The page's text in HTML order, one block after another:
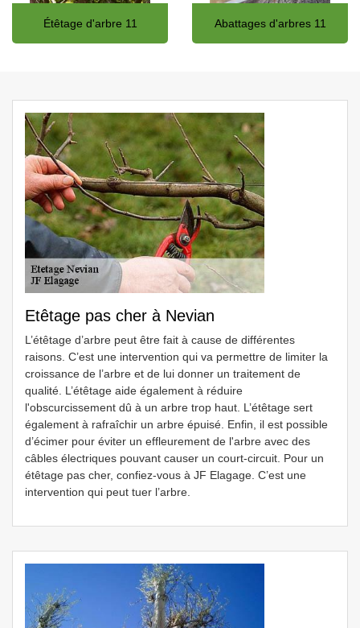
Étêtage d'arbre 11 Abattages d'arbres 11
Etêtage pas cher à Nevian
L’étêtage d’arbre peut être fait à cause de différentes
raisons. C’est une intervention qui va permettre de limiter la
croissance de l’arbre et de lui donner un traitement de
qualité. L’étêtage aide également à réduire
l'obscurcissement dû à un arbre trop haut. L’étêtage sert
également à rafraîchir un arbre épuisé. Enfin, il est possible
d’écimer pour éviter un effleurement de l'arbre avec des
câbles électriques pouvant causer un court-circuit. Pour un
étêtage pas cher, confiez-vous à JF Elagage. C’est une
intervention qui peut tuer l’arbre.